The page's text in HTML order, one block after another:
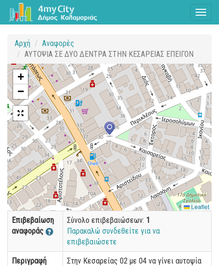
Αρχή
Αναφορές
ΑΥΤΟΨΙΑ ΣΕ ΔΥΟ ΔΕΝΤΡΑ ΣΤΗΝ ΚΕΣΑΡΕΙΑΣ ΕΠΕΙΓΟΝ
+
−
Leaflet
Επιβεβαίωση
αναφοράς
Σύνολο επιβεβαιώσεων: 1
Παρακαλώ συνδεθείτε για να
επιβεβαιώσετε
Περιγραφή
Στην Κεσαρείας 02 με 04 να γίνει αυτοψία